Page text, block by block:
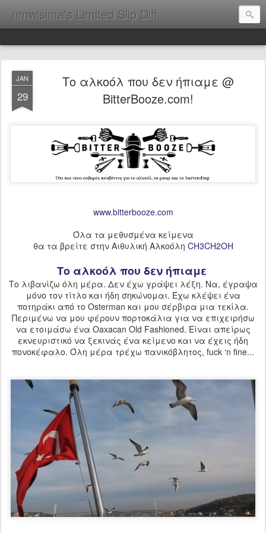
nmwisima's Limited Slip Diff
JAN
29
Το αλκοόλ που δεν ήπιαμε @
BitterBooze.com!
www.bitterbooze.com
Όλα τα μεθυσμένα κείμενα
θα τα βρείτε στην Αιθυλική Αλκοόλη CH3CH2OH
Το αλκοόλ που δεν ήπιαμε
Το λιβανίζω όλη μέρα. Δεν έχω γράψει λέξη. Να, έγραψα
μόνο τον τίτλο και ήδη σηκώνομαι. Έχω κλέψει ένα
ποτηράκι από το Osterman και μου σέρβιρα μια τεκίλα.
Περιμένω να μου φέρουν πορτοκάλια για να επιχειρήσω
να ετοιμάσω ένα Oaxacan Old Fashioned. Είναι απείρως
εκνευριστικό να ξεκινάς ένα κείμενο και να έχεις ήδη
πονοκέφαλο. Όλη μέρα τρέχω πανικόβλητος, fuck ‘n fine...